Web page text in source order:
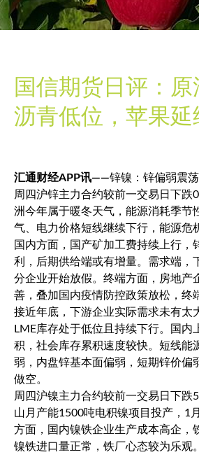
国信期货日评：原
沥青低位，苹果延
汇通财经APP讯——锌镍：锌偏弱震
周四沪锌主力合约较前一交易日下跌
洲今年属于暖冬天气，能源消耗季节
气、电力价格短线继续下行，能源危
国内方面，国产矿加工费持续上行，
利，后期供给端或有增量。需求端，
分企业开始放假。终端方面，房地产
善，叠加国内疫情防控政策放松，终
接近年底，下游企业实际需求未有太
LME库存处于低位且持续下行。国内
积，社会库存累积速度较快。短线能
弱，内盘锌基本面偏弱，短期锌价偏
做空。
周四沪镍主力合约较前一交易日下跌
山月产能1500吨电积镍项目投产，1
方面，国内镍铁企业生产成本高企，
镍铁进口量正常，铁厂心态较为乐观